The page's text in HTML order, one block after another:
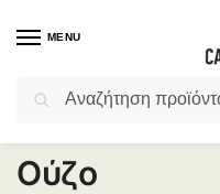
MENU
Επιλέξτε ένα δώρο
Ούζο